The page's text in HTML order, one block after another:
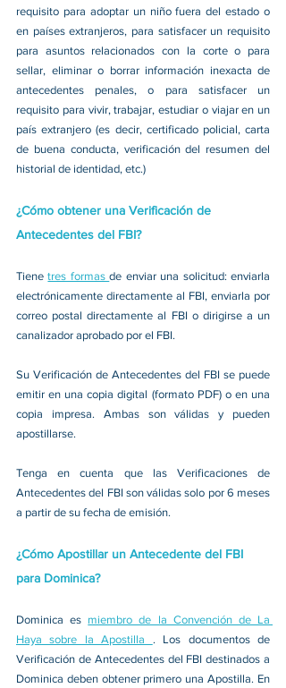
requisito para adoptar un niño fuera del estado o
en países extranjeros, para satisfacer un requisito
para asuntos relacionados con la corte o para
sellar, eliminar o borrar información inexacta de
antecedentes penales, o para satisfacer un
requisito para vivir, trabajar, estudiar o viajar en un
país extranjero (es decir, certificado policial, carta
de buena conducta, verificación del resumen del
historial de identidad, etc.)
¿Cómo obtener una Verificación de
Antecedentes del FBI?
Tiene tres formas de enviar una solicitud: enviarla
electrónicamente directamente al FBI, enviarla por
correo postal directamente al FBI o dirigirse a un
canalizador aprobado por el FBI.
Su Verificación de Antecedentes del FBI se puede
emitir en una copia digital (formato PDF) o en una
copia impresa. Ambas son válidas y pueden
apostillarse.
Tenga en cuenta que las Verificaciones de
Antecedentes del FBI son válidas solo por 6 meses
a partir de su fecha de emisión.
¿Cómo Apostillar un Antecedente del FBI
para Dominica?
Dominica es miembro de la Convención de La
Haya sobre la Apostilla . Los documentos de
Verificación de Antecedentes del FBI destinados a
Dominica deben obtener primero una Apostilla. En